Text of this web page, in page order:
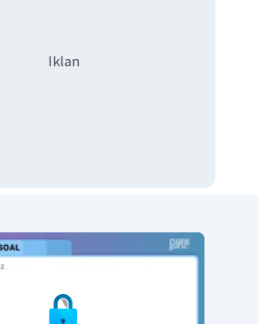
Iklan